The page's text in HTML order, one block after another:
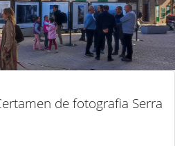
de fotografia Serra